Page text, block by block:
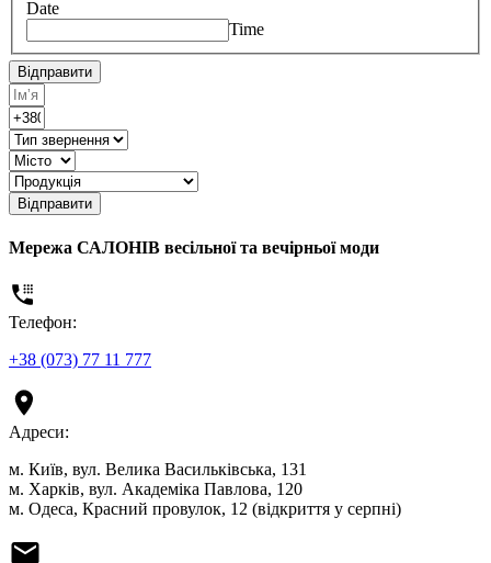
Date
Time
Відправити
Відправити
Мережа САЛОНІВ весільної та вечірньої моди
Телефон:
+38 (073) 77 11 777
Адреси:
м. Київ, вул. Велика Васильківська, 131
м. Харків, вул. Академіка Павлова, 120
м. Одеса, Красний провулок, 12 (відкриття у серпні)